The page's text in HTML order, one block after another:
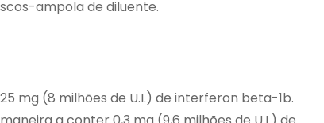
ampola de diluente.
mg (8 milhões de U.I.) de interferon beta-1b.